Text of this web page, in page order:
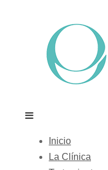
Inicio
La Clínica